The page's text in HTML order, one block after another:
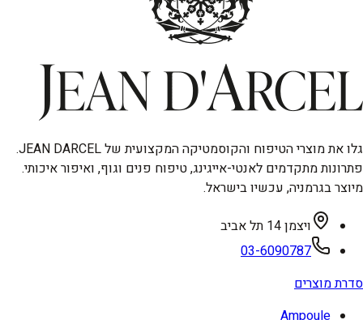
גלו את מוצרי הטיפוח והקוסמטיקה המקצועית של JEAN DARCEL.
פתרונות מתקדמים לאנטי-אייגינג, טיפוח פנים וגוף, ואיפור איכותי.
מיוצר בגרמניה, עכשיו בישראל.
ויצמן 14 תל אביב
03-6090787
סדרת מוצרים
Ampoule